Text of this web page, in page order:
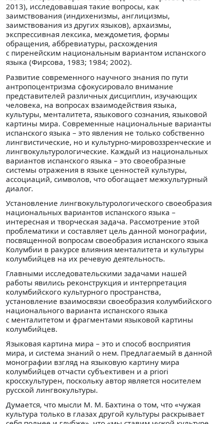
2013), исследовавшая такие вопросы, как
заимствования (индихенизмы, англицизмы,
заимствования из других языков), архаизмы,
экспрессивная лексика, междометия, формы
обращения, аббревиатуры, расхождения
с пиренейским национальным вариантом испанского
языка (Фирсова, 1983; 1984; 2002).
Развитие современного научного знания по пути
антропоцентризма сфокусировало внимание
представителей различных дисциплин, изучающих
человека, на вопросах взаимодействия языка,
культуры, менталитета, языкового сознания, языковой
картины мира. Современные национальные варианты
испанского языка – это явления не только собственно
лингвистические, но и культурно-мировоззренческие и
лингвокультурологические. Каждый из национальных
вариантов испанского языка – это своеобразные
системы отражения в языке ценностей культуры,
ассоциаций, символов, что обогащает межкультурный
диалог.
Установление лингвокультурологического своеобразия
национальных вариантов испанского языка –
интересная и творческая задача. Рассмотрение этой
проблематики и составляет цель данной монографии,
посвященной вопросам своеобразия испанского языка
Колумбии в ракурсе влияния менталитета и культуры
колумбийцев на их речевую деятельность.
Главными исследовательскими задачами нашей
работы явились реконструкция и интерпретация
колумбийского культурного пространства,
установление взаимосвязи своеобразия колумбийского
национального варианта испанского языка
с менталитетом и фрагментами языковой картины
колумбийцев.
Языковая картина мира – это и способ восприятия
мира, и система знаний о нем. Предлагаемый в данной
монографии взгляд на языковую картину мира
колумбийцев отчасти субъективен и a priori
кросскультурен, поскольку автор является носителем
русской лингвокультуры.
Думается, что мысли М. М. Бахтина о том, что «чужая
культура только в глазах другой культуры раскрывает